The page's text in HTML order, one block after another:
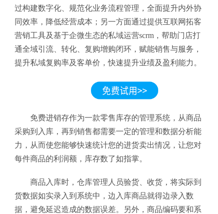
过构建数字化、规范化业务流程管理，全面提升内外协
同效率，降低经营成本；另一方面通过提供互联网拓客
营销工具及基于企微生态的私域运营scrm，帮助门店打
通全域引流、转化、复购增购闭环，赋能销售与服务，
提升私域复购率及客单价，快速提升业绩及盈利能力。
免费进销存作为一款零售库存的管理系统，从商品
采购到入库，再到销售都需要一定的管理和数据分析能
力，从而使您能够快速统计您的进货卖出情况，让您对
每件商品的利润额，库存数了如指掌。
商品入库时，仓库管理人员验货、收货，将实际到
货数据如实录入到系统中，边入库商品就得边录入数
据，避免延迟造成的数据误差。另外，商品编码要和系